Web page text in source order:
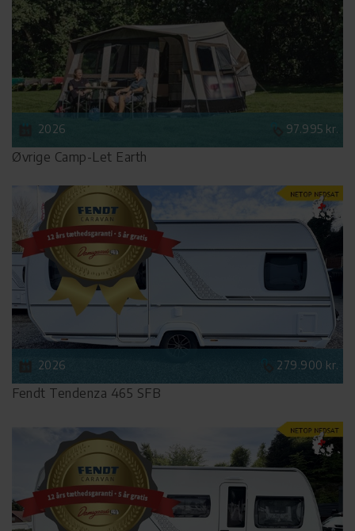
2026 97.995 kr.
Øvrige Camp-Let Earth
2026 279.900 kr.
Fendt Tendenza 465 SFB